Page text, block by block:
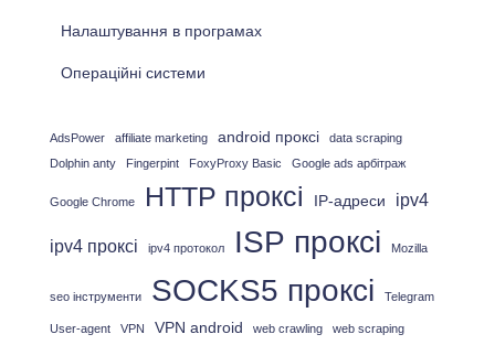
Налаштування в програмах
Операційні системи
AdsPower affiliate marketing android проксі
data scraping
Dolphin anty
Fingerpint FoxyProxy Basic Google ads арбітраж
Google Chrome HTTP проксі IP-адреси ipv4
ipv4 проксі ipv4 протокол ISP проксі Mozilla
seo інструменти SOCKS5 проксі Telegram
User-agent VPN VPN android web crawling web scraping